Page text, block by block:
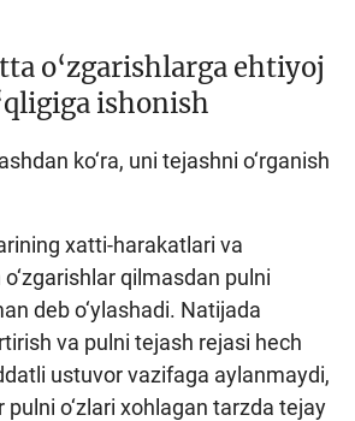
o‘zgarishlarga ehtiyoj
ishonish
ko‘ra, uni tejashni o‘rganish
xatti-harakatlari va
qilmasdan pulni
deb o‘ylashadi. Natijada
va pulni tejash rejasi hech
ustuvor vazifaga aylanmaydi,
pulni o‘zlari xohlagan tarzda tejay